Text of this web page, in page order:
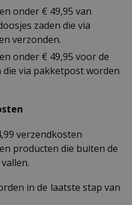
onder € 49,95 van
zaden die via
verzonden.
onder € 49,95 voor de
via pakketpost worden
verzendkosten
producten die buiten de
in de laatste stap van